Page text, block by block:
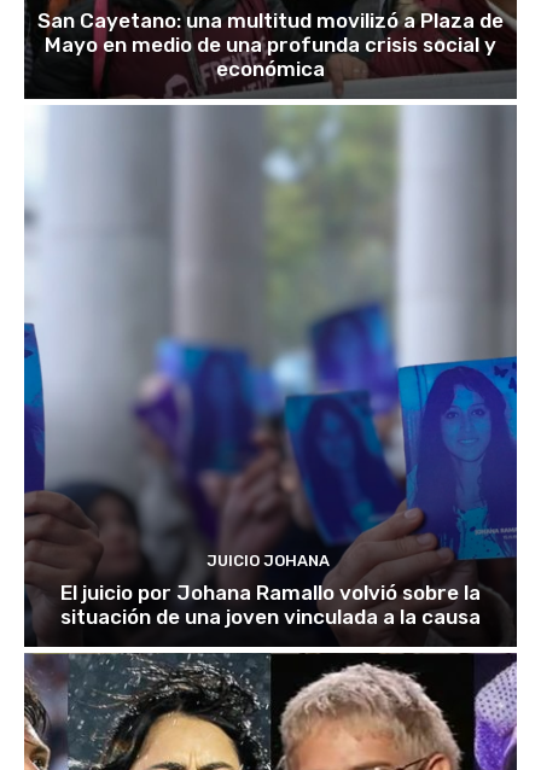
San Cayetano: una multitud movilizó a Plaza de
Mayo en medio de una profunda crisis social y
económica
JUICIO JOHANA
El juicio por Johana Ramallo volvió sobre la
situación de una joven vinculada a la causa